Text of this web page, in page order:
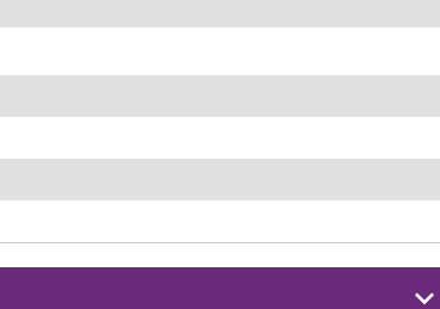
keyboard_arrow_down